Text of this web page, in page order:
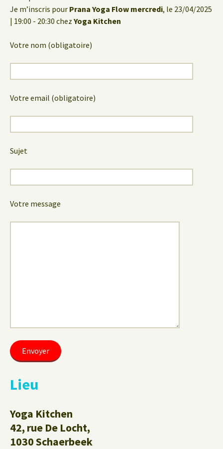
Je m’inscris pour Prana Yoga Flow mercredi, le 23/04/2025
| 19:00 - 20:30 chez Yoga Kitchen
Votre nom (obligatoire)
Votre email (obligatoire)
Sujet
Votre message
Lieu
Yoga Kitchen
42, rue De Locht,
1030 Schaerbeek